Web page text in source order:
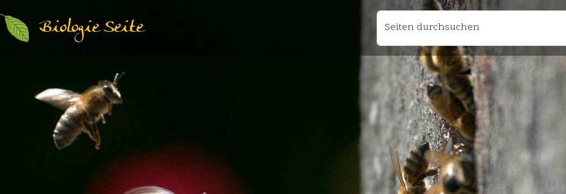
Biologie Seite Seiten durchsuchen